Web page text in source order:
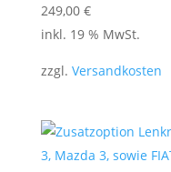
249,00 €
inkl. 19 % MwSt.
zzgl. Versandkosten